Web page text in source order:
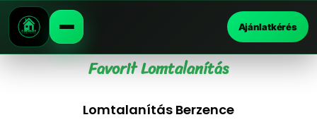
Ajánlatkérés
Favorit Lomtalanítás
Lomtalanítás Berzence